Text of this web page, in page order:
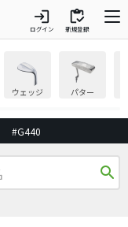
login
ログイン
inventory
新規登録
ウェッジ パター
#G440
search